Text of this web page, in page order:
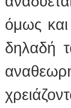
όμως και
δηλαδή